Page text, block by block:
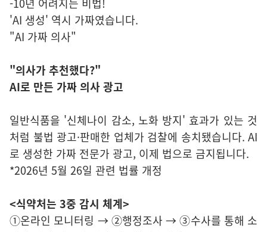
'AI 생성' 역시 가짜였습니다.
"AI 가짜 의사"
"의사가 추천했다?"
AI로 만든 가짜 의사 광고
일반식품을 '신체나이 감소, 노화 방지' 효과가 있는 것
처럼 불법 광고·판매한 업체가 검찰에 송치됐습니다. AI
로 생성한 가짜 전문가 광고, 이제 법으로 금지됩니다.
*2026년 5월 26일 관련 법률 개정
<식약처는 3중 감시 체계>
①온라인 모니터링 → ②행정조사 → ③수사를 통해 소